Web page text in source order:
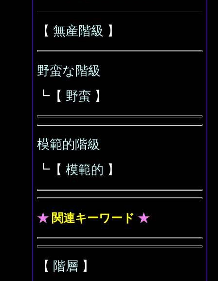
【 無産階級 】
野蛮な階級
┗【 野蛮 】
模範的階級
┗【 模範的 】
★ 関連キーワード ★
【 階層 】